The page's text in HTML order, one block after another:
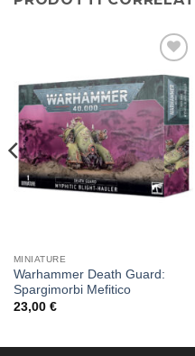
Aggiungi
alla lista
dei
desideri
MINIATURE
Warhammer Death Guard:
Spargimorbi Mefitico
23,00 €